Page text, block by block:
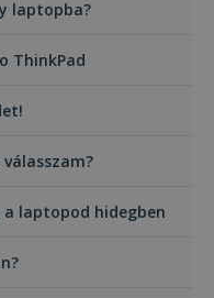
laptopba?
ThinkPad
válasszam?
a laptopod hidegben